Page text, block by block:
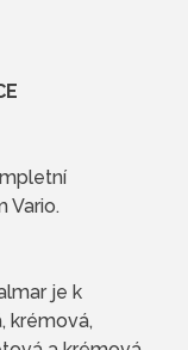
Vario.
je k
krémová,